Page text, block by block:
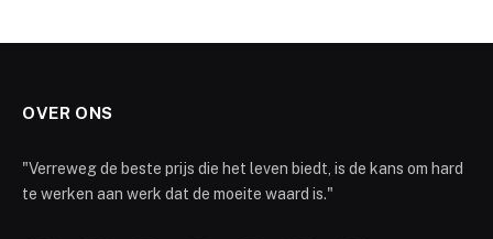
OVER ONS
"Verreweg de beste prijs die het leven biedt, is de kans om hard
te werken aan werk dat de moeite waard is."